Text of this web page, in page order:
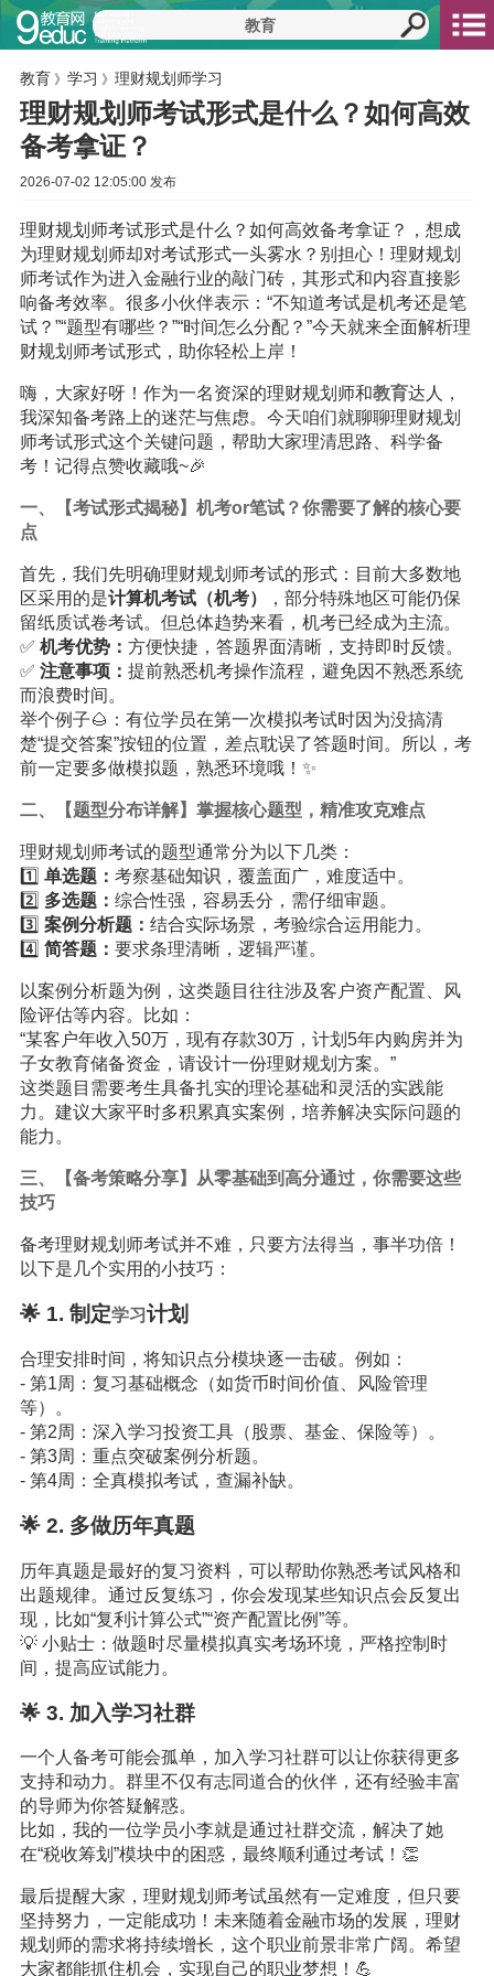
教育 》 学习 》 理财规划师学习
理财规划师考试形式是什么？如何高效
备考拿证？
2026-07-02 12:05:00 发布
理财规划师考试形式是什么？如何高效备考拿证？，想成
为理财规划师却对考试形式一头雾水？别担心！理财规划
师考试作为进入金融行业的敲门砖，其形式和内容直接影
响备考效率。很多小伙伴表示：“不知道考试是机考还是笔
试？”“题型有哪些？”“时间怎么分配？”今天就来全面解析理
财规划师考试形式，助你轻松上岸！
嗨，大家好呀！作为一名资深的理财规划师和教育达人，
我深知备考路上的迷茫与焦虑。今天咱们就聊聊理财规划
师考试形式这个关键问题，帮助大家理清思路、科学备
考！记得点赞收藏哦~🎉
一、【考试形式揭秘】机考or笔试？你需要了解的核心要
点
首先，我们先明确理财规划师考试的形式：目前大多数地
区采用的是计算机考试（机考）
，部分特殊地区可能仍保
留纸质试卷考试。但总体趋势来看，机考已经成为主流。
✅ 机考优势： 方便快捷，答题界面清晰，支持即时反馈。
✅ 注意事项： 提前熟悉机考操作流程，避免因不熟悉系统
而浪费时间。
举个例子🌰：有位学员在第一次模拟考试时因为没搞清
楚“提交答案”按钮的位置，差点耽误了答题时间。所以，考
前一定要多做模拟题，熟悉环境哦！✨
二、【题型分布详解】掌握核心题型，精准攻克难点
理财规划师考试的题型通常分为以下几类：
1️⃣ 单选题： 考察基础知识 ，覆盖面广，难度适中。
2️⃣ 多选题： 综合性强，容易丢分，需仔细审题。
3️⃣ 案例分析题： 结合实际场景，考验综合运用能力。
4️⃣ 简答题： 要求条理清晰，逻辑严谨。
以案例分析题为例，这类题目往往涉及客户资产配置、风
险评估等内容。比如：
“某客户年收入50万，现有存款30万，计划5年内购房并为
子女教育储备资金，请设计一份理财规划方案。”
这类题目需要考生具备扎实的理论基础和灵活的实践能
力。建议大家平时多积累真实案例，培养解决实际问题的
能力。
三、【备考策略分享】从零基础到高分通过，你需要这些
技巧
备考理财规划师考试并不难，只要方法得当，事半功倍！
以下是几个实用的小技巧：
🌟 1. 制定学习计划
合理安排时间，将知识点分模块逐一击破。例如：
- 第1周：复习基础概念（如货币时间价值、风险管理
等）。
- 第2周：深入学习投资工具（股票、基金、保险等）。
- 第3周：重点突破案例分析题。
- 第4周：全真模拟考试，查漏补缺。
🌟 2. 多做历年真题
历年真题是最好的复习资料，可以帮助你熟悉考试风格和
出题规律。通过反复练习，你会发现某些知识点会反复出
现，比如“复利计算公式”“资产配置比例”等。
💡 小贴士：做题时尽量模拟真实考场环境，严格控制时
间，提高应试能力。
🌟 3. 加入学习社群
一个人备考可能会孤单，加入学习社群可以让你获得更多
支持和动力。群里不仅有志同道合的伙伴，还有经验丰富
的导师为你答疑解惑。
比如，我的一位学员小李就是通过社群交流，解决了她
在“税收筹划”模块中的困惑，最终顺利通过考试！👏
最后提醒大家，理财规划师考试虽然有一定难度，但只要
坚持努力，一定能成功！未来随着金融市场的发展，理财
规划师的需求将持续增长，这个职业前景非常广阔。希望
大家都能抓住机会，实现自己的职业梦想！💪